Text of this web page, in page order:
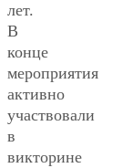
лет.
В
конце
мероприятия
активно
участвовали
в
викторине